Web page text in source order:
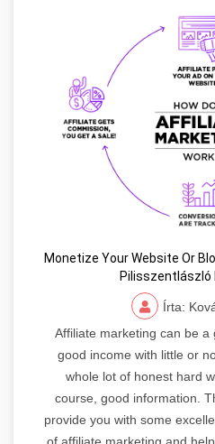
Monetize Your Website Or
Pilisszentlászló
Írta:
Affiliate marketing can be
good income with little or
whole lot of honest hard
course, good information.
provide you with some